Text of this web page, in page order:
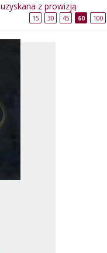
uzyskana z prowizją
15 30 45 60 100